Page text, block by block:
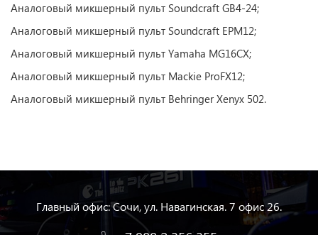
Аналоговый микшерный пульт Soundcraft GB4-24;
Аналоговый микшерный пульт Soundcraft EPM12;
Аналоговый микшерный пульт Yamaha MG16CX;
Аналоговый микшерный пульт Mackie ProFX12;
Аналоговый микшерный пульт Behringer Xenyx 502.
Главный офис: Сочи, ул. Навагинская. 7 офис 26.